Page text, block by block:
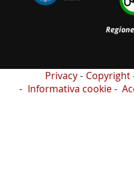
Privacy Copyright
Informativa cookie